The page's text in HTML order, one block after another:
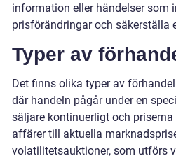
information eller händelser som
prisförändringar och säkerställa
Typer av
Det finns olika typer av
där handeln pågår under en
säljare kontinuerligt och
affärer till aktuella
volatilitetsauktioner, som utförs